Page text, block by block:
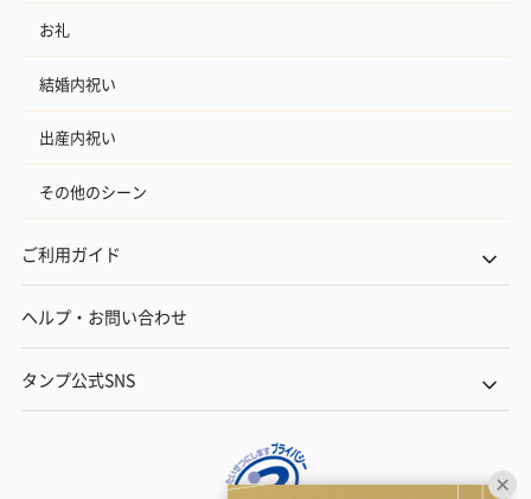
お礼
結婚内祝い
出産内祝い
その他のシーン
ご利用ガイド
ヘルプ・お問い合わせ
タンプ公式SNS